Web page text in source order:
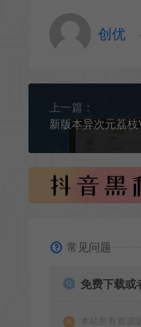
创优
上一篇：
新版本异次元荔
常见问题
免费下载或
本站所有资源